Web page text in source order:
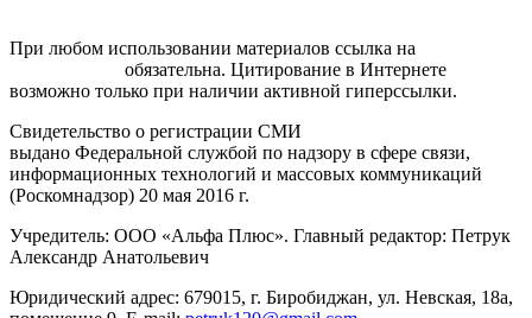
При любом использовании материалов ссылка на
обязательна. Цитирование в Интернете
возможно только при наличии активной гиперссылки.
Свидетельство о регистрации СМИ
выдано Федеральной службой по надзору в сфере связи,
информационных технологий и массовых коммуникаций
(Роскомнадзор) 20 мая 2016 г.
Учредитель: ООО «Альфа Плюс». Главный редактор: Петрук
Александр Анатольевич
Юридический адрес: 679015, г. Биробиджан, ул. Невская, 18а,